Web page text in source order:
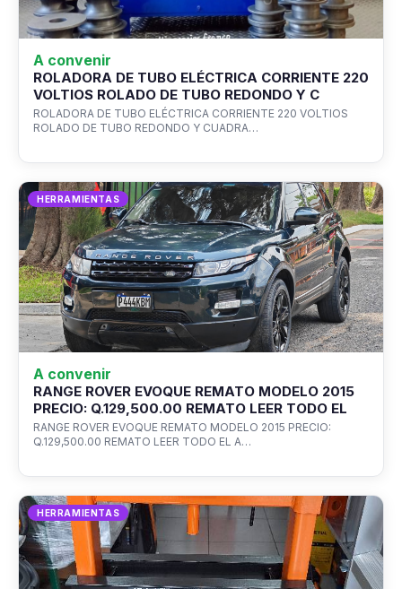
A convenir
ROLADORA DE TUBO ELÉCTRICA CORRIENTE 220
VOLTIOS ROLADO DE TUBO REDONDO Y C
ROLADORA DE TUBO ELÉCTRICA CORRIENTE 220 VOLTIOS
ROLADO DE TUBO REDONDO Y CUADRA…
HERRAMIENTAS
A convenir
RANGE ROVER EVOQUE REMATO MODELO 2015
PRECIO: Q.129,500.00 REMATO LEER TODO EL
RANGE ROVER EVOQUE REMATO MODELO 2015 PRECIO:
Q.129,500.00 REMATO LEER TODO EL A…
HERRAMIENTAS